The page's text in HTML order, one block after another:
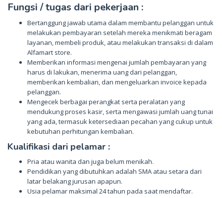
Fungsi / tugas dari pekerjaan :
Bertanggung jawab utama dalam membantu pelanggan untuk
melakukan pembayaran setelah mereka menikmati beragam
layanan, membeli produk, atau melakukan transaksi di dalam
Alfamart store.
Memberikan informasi mengenai jumlah pembayaran yang
harus di lakukan, menerima uang dari pelanggan,
memberikan kembalian, dan mengeluarkan invoice kepada
pelanggan.
Mengecek berbagai perangkat serta peralatan yang
mendukung proses kasir, serta mengawasi jumlah uang tunai
yang ada, termasuk ketersediaan pecahan yang cukup untuk
kebutuhan perhitungan kembalian.
Kualifikasi dari pelamar :
Pria atau wanita dan juga belum menikah.
Pendidikan yang dibutuhkan adalah SMA atau setara dari
latar belakang jurusan apapun.
Usia pelamar maksimal 24 tahun pada saat mendaftar.